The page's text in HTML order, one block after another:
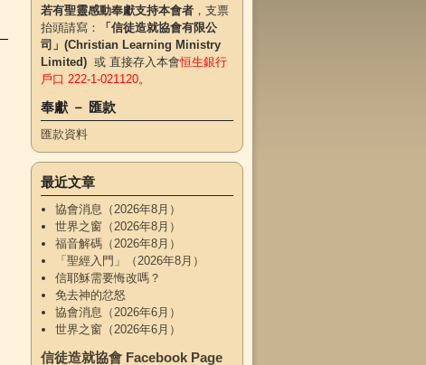
若有聖靈感動奉獻支持本會者 ，支票
抬頭請寫：
「信徒造就協會有限公
司」(Christian Learning Ministry
Limited) 或 直接存入本會恒生銀行
戶口 222-1-021120。
奉獻 － 匯款
匯款資料
最近文章
協會消息（2026年8月）
世界之窗（2026年8月）
福音解碼（2026年8月）
「聖經入門」（2026年8月）
信耶穌需要悔改嗎？
免去神的忿怒
協會消息（2026年6月）
世界之窗（2026年6月）
信徒造就協會 Facebook Page